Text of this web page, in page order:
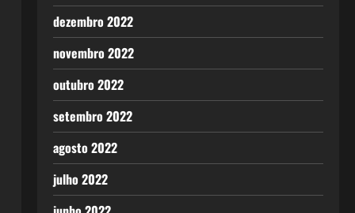
dezembro 2022
novembro 2022
outubro 2022
setembro 2022
agosto 2022
julho 2022